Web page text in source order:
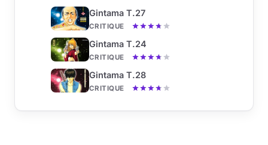
Gintama T.27
CRITIQUE
Gintama T.24
CRITIQUE
Gintama T.28
CRITIQUE